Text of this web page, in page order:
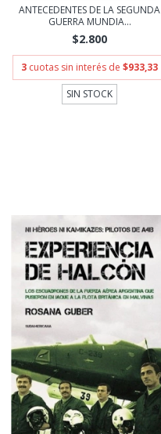
ANTECEDENTES DE LA SEGUNDA
GUERRA MUNDIA...
$2.800
3 cuotas sin interés de $933,33
SIN STOCK